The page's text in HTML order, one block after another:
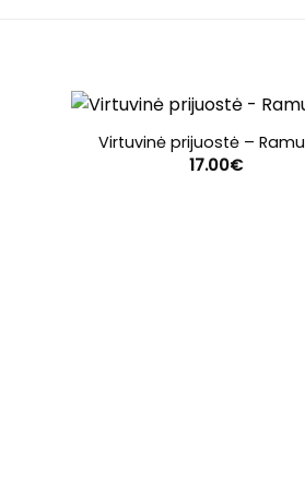
Virtuvinė prijuostė –
17.00€